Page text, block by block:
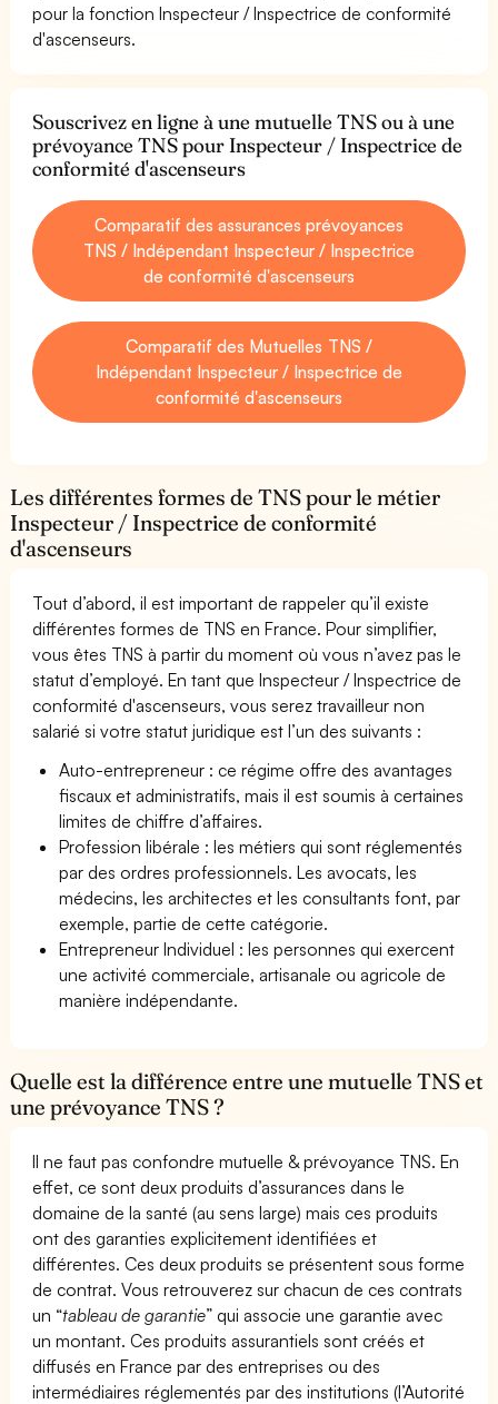
pour la fonction Inspecteur / Inspectrice de conformité
d'ascenseurs.
Souscrivez en ligne à une mutuelle TNS ou à une
prévoyance TNS pour Inspecteur / Inspectrice de
conformité d'ascenseurs
Comparatif des assurances prévoyances
TNS / Indépendant Inspecteur / Inspectrice
de conformité d'ascenseurs
Comparatif des Mutuelles TNS /
Indépendant Inspecteur / Inspectrice de
conformité d'ascenseurs
Les différentes formes de TNS pour le métier
Inspecteur / Inspectrice de conformité
d'ascenseurs
Tout d’abord, il est important de rappeler qu’il existe
différentes formes de TNS en France. Pour simplifier,
vous êtes TNS à partir du moment où vous n’avez pas le
statut d’employé. En tant que Inspecteur / Inspectrice de
conformité d'ascenseurs, vous serez travailleur non
salarié si votre statut juridique est l’un des suivants :
Auto-entrepreneur : ce régime offre des avantages
fiscaux et administratifs, mais il est soumis à certaines
limites de chiffre d’affaires.
Profession libérale : les métiers qui sont réglementés
par des ordres professionnels. Les avocats, les
médecins, les architectes et les consultants font, par
exemple, partie de cette catégorie.
Entrepreneur Individuel : les personnes qui exercent
une activité commerciale, artisanale ou agricole de
manière indépendante.
Quelle est la différence entre une mutuelle TNS et
une prévoyance TNS ?
Il ne faut pas confondre mutuelle & prévoyance TNS. En
effet, ce sont deux produits d’assurances dans le
domaine de la santé (au sens large) mais ces produits
ont des garanties explicitement identifiées et
différentes. Ces deux produits se présentent sous forme
de contrat. Vous retrouverez sur chacun de ces contrats
un “tableau de garantie” qui associe une garantie avec
un montant. Ces produits assurantiels sont créés et
diffusés en France par des entreprises ou des
intermédiaires réglementés par des institutions (l’Autorité